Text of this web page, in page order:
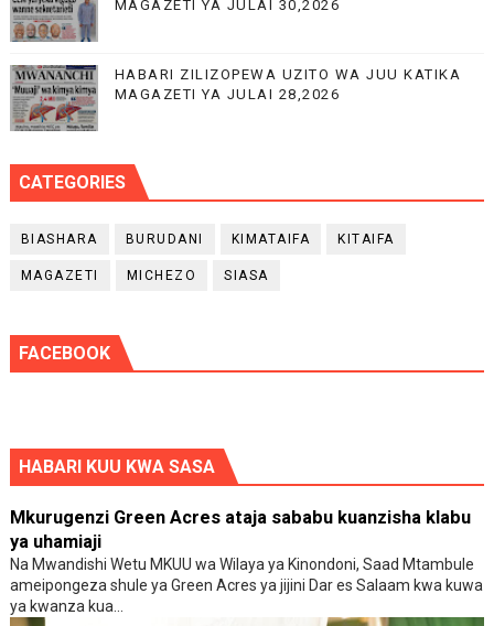
MAGAZETI YA JULAI 30,2026
HABARI ZILIZOPEWA UZITO WA JUU KATIKA
MAGAZETI YA JULAI 28,2026
CATEGORIES
BIASHARA BURUDANI KIMATAIFA KITAIFA
MAGAZETI MICHEZO SIASA
FACEBOOK
HABARI KUU KWA SASA
Mkurugenzi Green Acres ataja sababu kuanzisha klabu
ya uhamiaji
Na Mwandishi Wetu MKUU wa Wilaya ya Kinondoni, Saad Mtambule
ameipongeza shule ya Green Acres ya jijini Dar es Salaam kwa kuwa
ya kwanza kua...